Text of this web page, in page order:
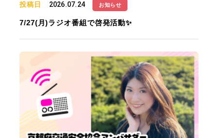
投稿日 2026.07.24 お知らせ
7/27(月)ラジオ番組で啓発活動✨